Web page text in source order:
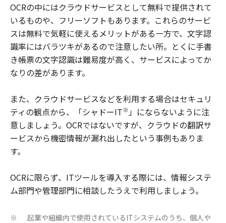
OCRの中にはクラウドサービスとして無料で提供されて
いるものや、フリーソフトもあります。これらのサービ
スは無料で気軽に使えるメリットがある一方で、文字認
識率にはバラツキがあるので注意したい所。とくに手書
き帳票の文字認識は難易度が高く、サービスによってか
なりの差があります。
また、クラウドサービスなどを利用する場合はセキュリ
ティの観点から、「シャドーIT※ 」にならないように注
意しましょう。OCRではないですが、クラウドの翻訳サ
ービスから機密情報が漏れ出したという事例もありま
す。
OCRに限らず、ITツールを導入する際には、情報システ
ム部門や管理部門に相談したうえで利用しましょう。
※
起業や組織内で使用されているITシステムのうち、個人や